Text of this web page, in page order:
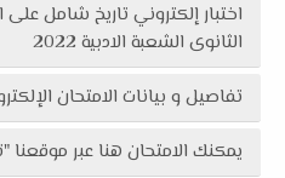
اختبار إلكتروني تاريخ شامل
الثانوى الشعبة الادبية 2022
تفاصيل و بيانات الامتحان
يمكنك الامتحان هنا عبر موقعنا